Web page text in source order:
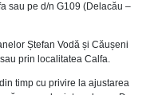
sau pe d/n G109 (Delacău –
Ștefan Vodă și Căușeni
prin localitatea Calfa.
timp cu privire la ajustarea